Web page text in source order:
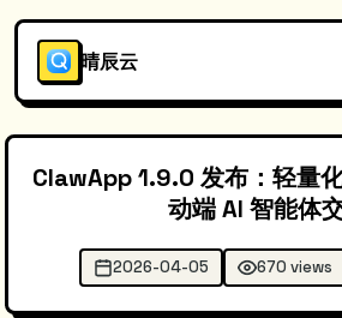
晴辰云
ClawApp 1.9.0 发布：轻量
动端 AI 智能体
2026-04-05 670 views